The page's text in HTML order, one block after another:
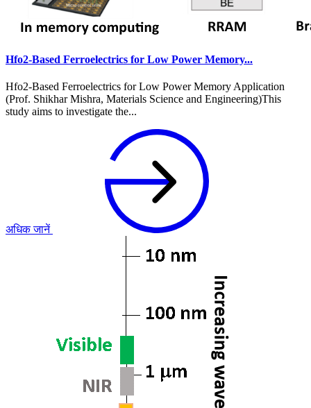
Hfo2-Based Ferroelectrics for Low Power Memory...
Hfo2-Based Ferroelectrics for Low Power Memory Application
(Prof. Shikhar Mishra, Materials Science and Engineering)This
study aims to investigate the...
अधिक जानें